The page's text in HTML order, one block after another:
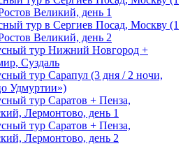
Великий, день 1
тур в Сергиев Посад, Москву (1
Великий, день 2
тур Нижний Новгород +
Суздаль
тур Сарапул (3 дня / 2 ночи,
Удмуртии»)
тур Саратов + Пенза,
Лермонтово, день 1
тур Саратов + Пенза,
Лермонтово, день 2